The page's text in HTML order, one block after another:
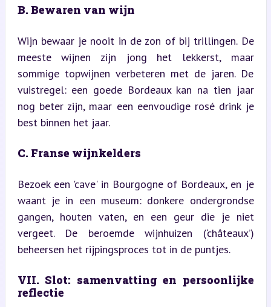
B. Bewaren van wijn
Wijn bewaar je nooit in de zon of bij trillingen. De
meeste wijnen zijn jong het lekkerst, maar
sommige topwijnen verbeteren met de jaren. De
vuistregel: een goede Bordeaux kan na tien jaar
nog beter zijn, maar een eenvoudige rosé drink je
best binnen het jaar.
C. Franse wijnkelders
Bezoek een 'cave' in Bourgogne of Bordeaux, en je
waant je in een museum: donkere ondergrondse
gangen, houten vaten, en een geur die je niet
vergeet. De beroemde wijnhuizen (‘châteaux’)
beheersen het rijpingsproces tot in de puntjes.
VII. Slot: samenvatting en persoonlijke
reflectie